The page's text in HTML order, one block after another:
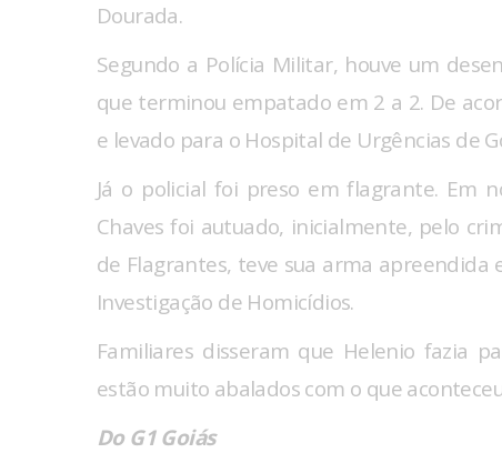
Dourada.
Segundo a Polícia Militar, houve um
que terminou empatado em 2 a 2. De
e levado para o Hospital de Urgências de
Já o policial foi preso em flagrante. Em
Chaves foi autuado, inicialmente, pelo
de Flagrantes, teve sua arma apreendida
Investigação de Homicídios.
Familiares disseram que Helenio fazia
estão muito abalados com o que
Do G1 Goiás